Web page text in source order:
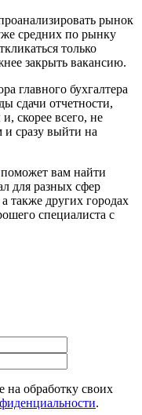
рынок
средних по рынку
только
закрыть вакансию.
главного бухгалтера
сдачи отчетности,
скорее всего, не
и сразу выйти на
поможет вам найти
для разных сфер
также других городах
специалиста с
на обработку своих
.